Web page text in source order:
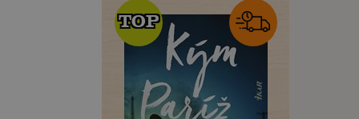
TOP
TOP